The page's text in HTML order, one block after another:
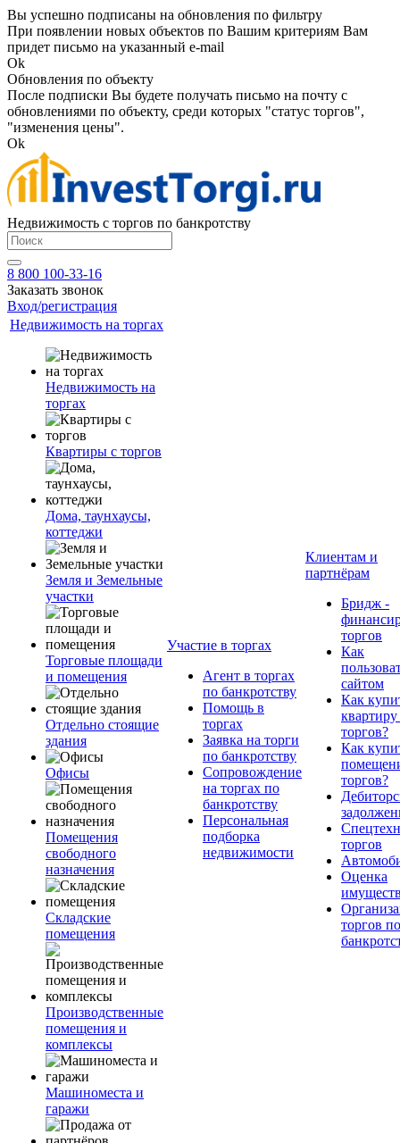
Вы успешно подписаны на обновления по фильтру
При появлении новых объектов по Вашим критериям Вам
придет письмо на указанный e-mail
Ok
Обновления по объекту
После подписки Вы будете получать письмо на почту с
обновлениями по объекту, среди которых "статус торгов",
"изменения цены".
Ok
Недвижимость с торгов по банкротству
8 800 100-33-16
Заказать звонок
Вход/регистрация
Недвижимость на торгах
Недвижимость на
торгах
Квартиры с торгов
Дома, таунхаусы,
коттеджи
Земля и Земельные
участки
Торговые площади
и помещения
Отдельно стоящие
здания
Офисы
Помещения
свободного
назначения
Складские
помещения
Производственные
помещения и
комплексы
Машиноместа и
гаражи
Участие в торгах
Агент в торгах
по банкротству
Помощь в
торгах
Заявка на торги
по банкротству
Сопровождение
на торгах по
банкротству
Персональная
подборка
недвижимости
Клиентам и
партнёрам
Бридж -
торгов
Как
сайтом
Как
квартиру
торгов?
Как
торгов?
торгов
Оценка
торгов по